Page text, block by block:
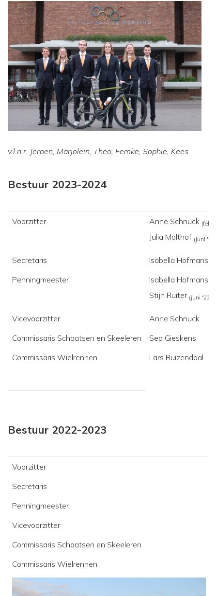
v.l.n.r. Jeroen, Marjolein, Theo, Femke, Sophie, Kees
Bestuur 2023-2024
Voorzitter Anne Schnuck (feb
Julia Molthof (Juni
Secretaris
Isabella Hofmans
Penningmeester
Isabella Hofmans
Stijn Ruiter (juni '23-
Vicevoorzitter
Anne Schnuck
Commissaris Schaatsen en Skeeleren
Sep Gieskens
Commissaris Wielrennen
Lars Ruizendaal
Bestuur 2022-2023
Voorzitter
Secretaris
Penningmeester
Vicevoorzitter
Commissaris Schaatsen en Skeeleren
Commissaris Wielrennen